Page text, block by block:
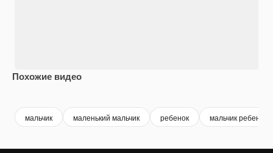
Похожие видео
мальчик маленький мальчик ребенок мальчик ребенок